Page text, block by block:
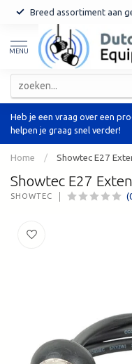
Breed assortiment aan
MENU
Heb je een vraag over een
helpen je graag snel verder!
Home / Showtec E27
Showtec E27
SHOWTEC